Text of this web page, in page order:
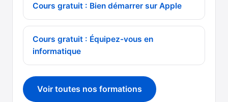
Cours gratuit : Bien démarrer sur Apple
Cours gratuit : Équipez-vous en
informatique
Voir toutes nos formations